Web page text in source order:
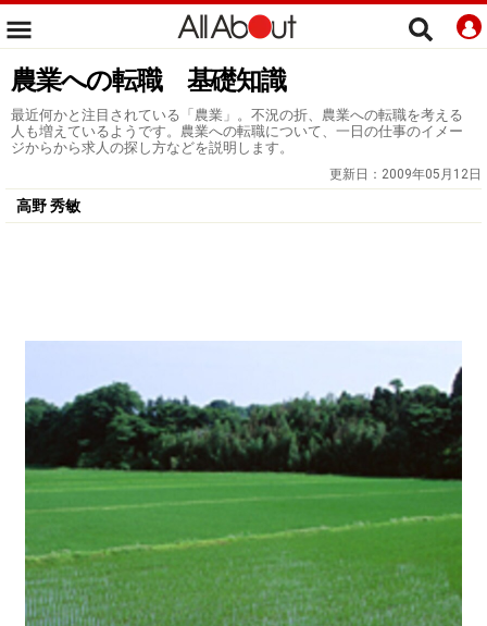
農業への転職 基礎知識
最近何かと注目されている「農業」。不況の折、農業への転職を考える
人も増えているようです。農業への転職について、一日の仕事のイメー
ジからから求人の探し方などを説明します。
更新日： 2009年05月12日
高野 秀敏